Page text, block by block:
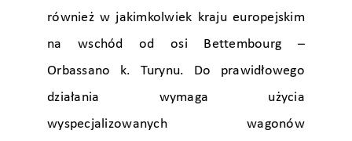
również w jakimkolwiek kraju europejskim
na wschód od osi Bettembourg –
Orbassano k. Turynu. Do prawidłowego
działania wymaga użycia
wyspecjalizowanych wagonów